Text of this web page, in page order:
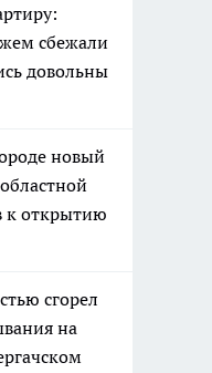
сбежали
довольны
новый
к открытию
сгорел
на